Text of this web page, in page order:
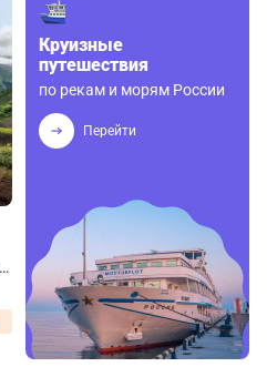
Круизные
путешествия
по рекам и морям России
Перейти